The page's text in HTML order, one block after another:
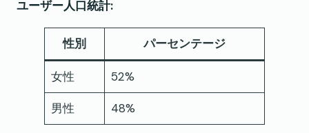
ユーザー人口統計:
性別 パーセンテージ
女性 52%
男性 48%